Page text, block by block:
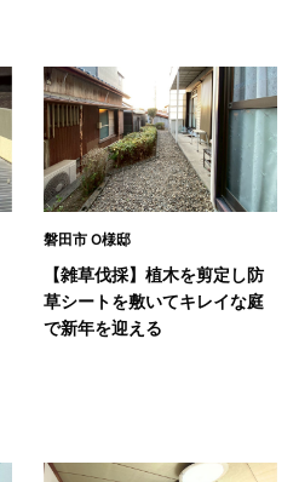
磐田市 O様邸
【雑草伐採】植木を剪定し防
草シートを敷いてキレイな庭
で新年を迎える